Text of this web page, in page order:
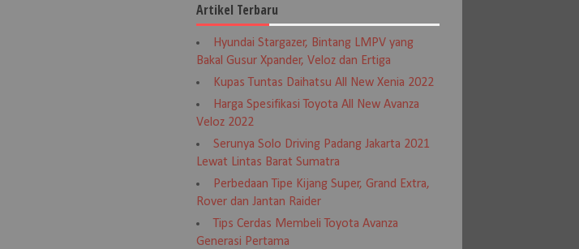
Artikel Terbaru
Hyundai Stargazer, Bintang LMPV yang
Bakal Gusur Xpander, Veloz dan Ertiga
Kupas Tuntas Daihatsu All New Xenia 2022
Harga Spesifikasi Toyota All New Avanza
Veloz 2022
Serunya Solo Driving Padang Jakarta 2021
Lewat Lintas Barat Sumatra
Perbedaan Tipe Kijang Super, Grand Extra,
Rover dan Jantan Raider
Tips Cerdas Membeli Toyota Avanza
Generasi Pertama